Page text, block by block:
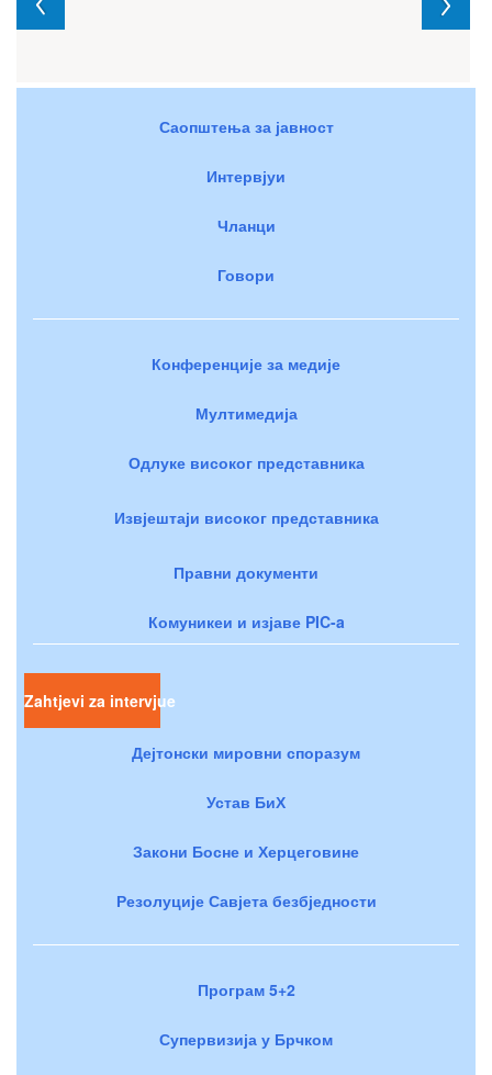
Саопштења за јавност
Интервјуи
Чланци
Говори
Конференције за медије
Мултимедија
Одлуке високог представника
Извјештаји високог представника
Правни документи
Комуникеи и изјаве PIC-a
Zahtjevi za intervjue
Дејтонски мировни споразум
Устав БиХ
Закони Босне и Херцеговине
Резолуције Савјета безбједности
Програм 5+2
Супервизија у Брчком